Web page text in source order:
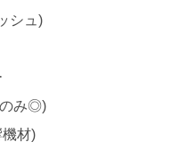
シュ)
のみ◎)
機材)